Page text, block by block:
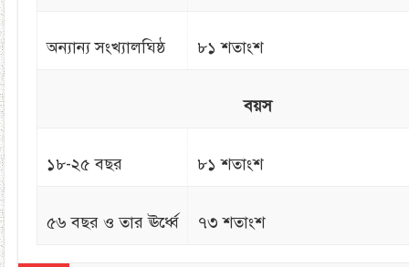
অন্যান্য সংখ্যালঘিষ্ঠ ৮১ শতাংশ
বয়স
১৮-২৫ বছর ৮১ শতাংশ
৫৬ বছর ও তার ঊর্ধ্বে ৭৩ শতাংশ